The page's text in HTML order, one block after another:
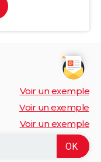
Voir un exemple
Voir un exemple
Voir un exemple